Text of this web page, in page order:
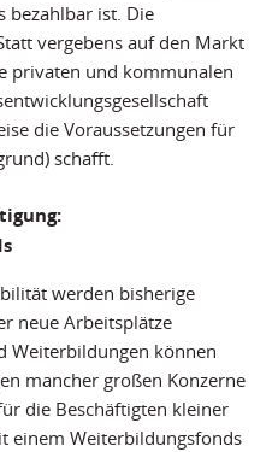
bezahlbar ist. Die
vergebens auf den Markt
privaten und kommunalen
die Voraussetzungen für
schafft.
werden bisherige
neue Arbeitsplätze
Weiterbildungen können
mancher großen Konzerne
die Beschäftigten kleiner
einem Weiterbildungsfonds